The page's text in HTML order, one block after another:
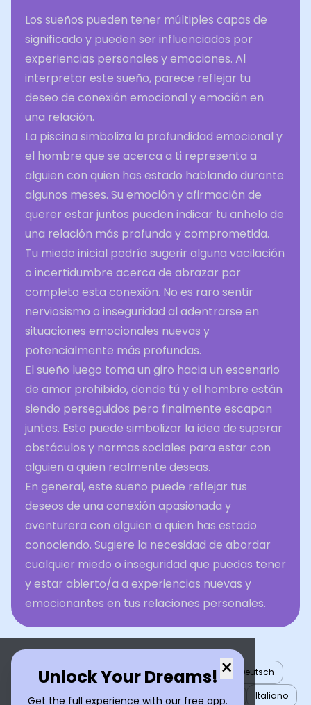
Los sueños pueden tener múltiples capas de
significado y pueden ser influenciados por
experiencias personales y emociones. Al
interpretar este sueño, parece reflejar tu
deseo de conexión emocional y emoción en
una relación.
La piscina simboliza la profundidad emocional y
el hombre que se acerca a ti representa a
alguien con quien has estado hablando durante
algunos meses. Su emoción y afirmación de
querer estar juntos pueden indicar tu anhelo de
una relación más profunda y comprometida.
Tu miedo inicial podría sugerir alguna vacilación
o incertidumbre acerca de abrazar por
completo esta conexión. No es raro sentir
nerviosismo o inseguridad al adentrarse en
situaciones emocionales nuevas y
potencialmente más profundas.
El sueño luego toma un giro hacia un escenario
de amor prohibido, donde tú y el hombre están
siendo perseguidos pero finalmente escapan
juntos. Esto puede simbolizar la idea de superar
obstáculos y normas sociales para estar con
alguien a quien realmente deseas.
En general, este sueño puede reflejar tus
deseos de una conexión apasionada y
aventurera con alguien a quien has estado
conociendo. Sugiere la necesidad de abordar
cualquier miedo o inseguridad que puedas tener
y estar abierto/a a experiencias nuevas y
emocionantes en tus relaciones personales.
×
Unlock Your Dreams!
Get the full experience with our free app.
English العربية Nederlands Türkçe
Deutsch
Español
Français עברית 日本語 Italiano